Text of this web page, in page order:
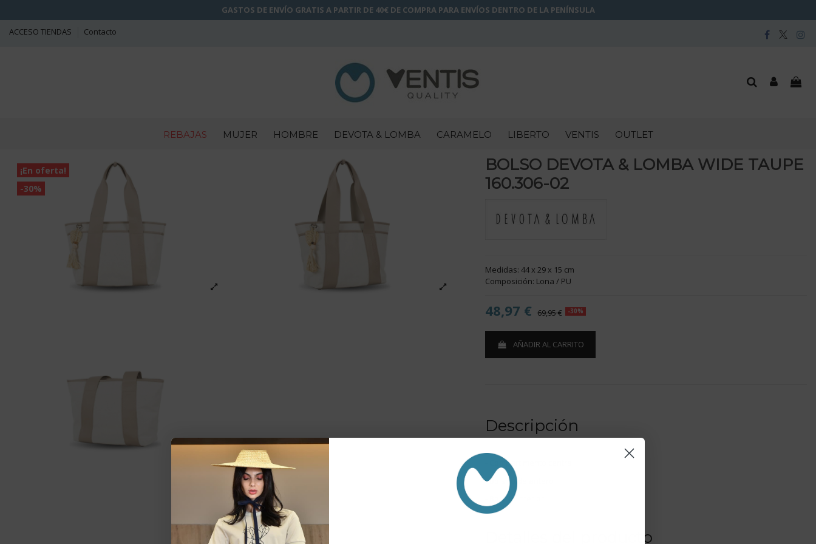
GASTOS DE ENVÍO GRATIS A PARTIR DE 40€ DE COMPRA PARA ENVÍOS DENTRO DE LA PENÍNSULA
ACCESO TIENDAS
Contacto
REBAJAS MUJER HOMBRE DEVOTA & LOMBA CARAMELO LIBERTO VENTIS OUTLET
¡En oferta!
-30%
BOLSO DEVOTA & LOMBA WIDE TAUPE
160.306-02
Medidas: 44 x 29 x 15 cm
Composición: Lona / PU
48,97 € 69,95 € -30%
AÑADIR AL CARRITO
Descripción
- Compartimento central
- Bolsillo delantero
- Bolsillo interior
Detalles del producto